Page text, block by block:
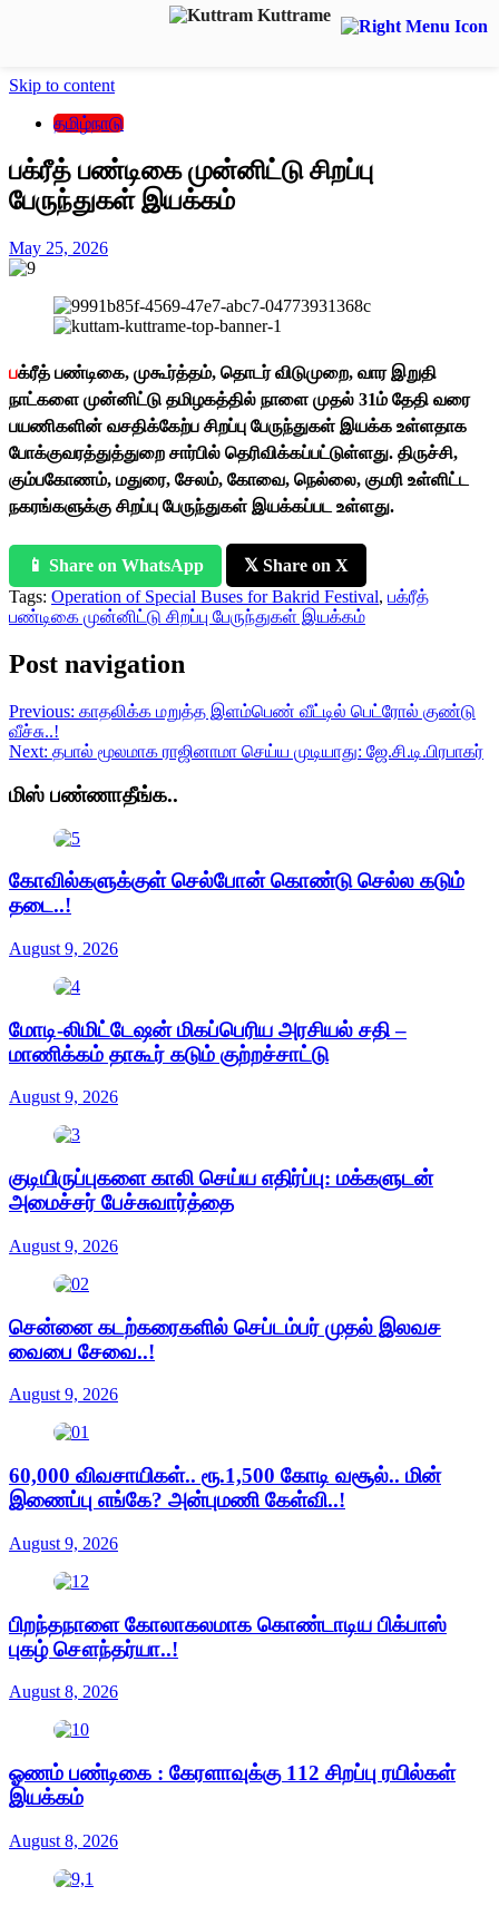
Skip to content
தமிழ்நாடு
பக்ரீத் பண்டிகை முன்னிட்டு சிறப்பு
பேருந்துகள் இயக்கம்
May 25, 2026
பக்ரீத் பண்டிகை, முகூர்த்தம், தொடர் விடுமுறை, வார இறுதி
நாட்களை முன்னிட்டு தமிழகத்தில் நாளை முதல் 31ம் தேதி வரை
பயணிகளின் வசதிக்கேற்ப சிறப்பு பேருந்துகள் இயக்க உள்ளதாக
போக்குவரத்துத்துறை சார்பில் தெரிவிக்கப்பட்டுள்ளது. திருச்சி,
கும்பகோணம், மதுரை, சேலம், கோவை, நெல்லை, குமரி உள்ளிட்ட
நகரங்களுக்கு சிறப்பு பேருந்துகள் இயக்கப்பட உள்ளது.
📱 Share on WhatsApp
𝕏 Share on X
Tags: Operation of Special Buses for Bakrid Festival, பக்ரீத்
பண்டிகை முன்னிட்டு சிறப்பு பேருந்துகள் இயக்கம்
Post navigation
Previous: காதலிக்க மறுத்த இளம்பெண் வீட்டில் பெட்ரோல் குண்டு
வீச்சு..!
Next: தபால் மூலமாக ராஜினாமா செய்ய முடியாது: ஜே.சி.டி.பிரபாகர்
மிஸ் பண்ணாதீங்க..
கோவில்களுக்குள் செல்போன் கொண்டு செல்ல கடும்
தடை..!
August 9, 2026
மோடி-லிமிட்டேஷன் மிகப்பெரிய அரசியல் சதி –
மாணிக்கம் தாகூர் கடும் குற்றச்சாட்டு
August 9, 2026
குடியிருப்புகளை காலி செய்ய எதிர்ப்பு: மக்களுடன்
அமைச்சர் பேச்சுவார்த்தை
August 9, 2026
சென்னை கடற்கரைகளில் செப்டம்பர் முதல் இலவச
வைபை சேவை..!
August 9, 2026
60,000 விவசாயிகள்.. ரூ.1,500 கோடி வசூல்.. மின்
இணைப்பு எங்கே? அன்புமணி கேள்வி..!
August 9, 2026
பிறந்தநாளை கோலாகலமாக கொண்டாடிய பிக்பாஸ்
புகழ் சௌந்தர்யா..!
August 8, 2026
ஓணம் பண்டிகை : கேரளாவுக்கு 112 சிறப்பு ரயில்கள்
இயக்கம்
August 8, 2026